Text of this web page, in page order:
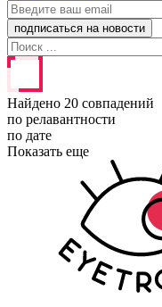
Найдено 20 совпадений
по релавантности
по дате
Показать еще